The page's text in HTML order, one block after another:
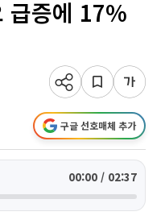
급증에 17%
구글 선호매체 추가
00:00 / 02:37